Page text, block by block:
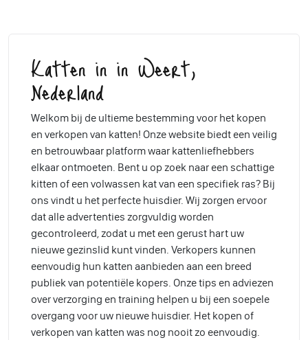
Katten in in Weert,
Nederland
Welkom bij de ultieme bestemming voor het kopen
en verkopen van katten! Onze website biedt een veilig
en betrouwbaar platform waar kattenliefhebbers
elkaar ontmoeten. Bent u op zoek naar een schattige
kitten of een volwassen kat van een specifiek ras? Bij
ons vindt u het perfecte huisdier. Wij zorgen ervoor
dat alle advertenties zorgvuldig worden
gecontroleerd, zodat u met een gerust hart uw
nieuwe gezinslid kunt vinden. Verkopers kunnen
eenvoudig hun katten aanbieden aan een breed
publiek van potentiële kopers. Onze tips en adviezen
over verzorging en training helpen u bij een soepele
overgang voor uw nieuwe huisdier. Het kopen of
verkopen van katten was nog nooit zo eenvoudig.